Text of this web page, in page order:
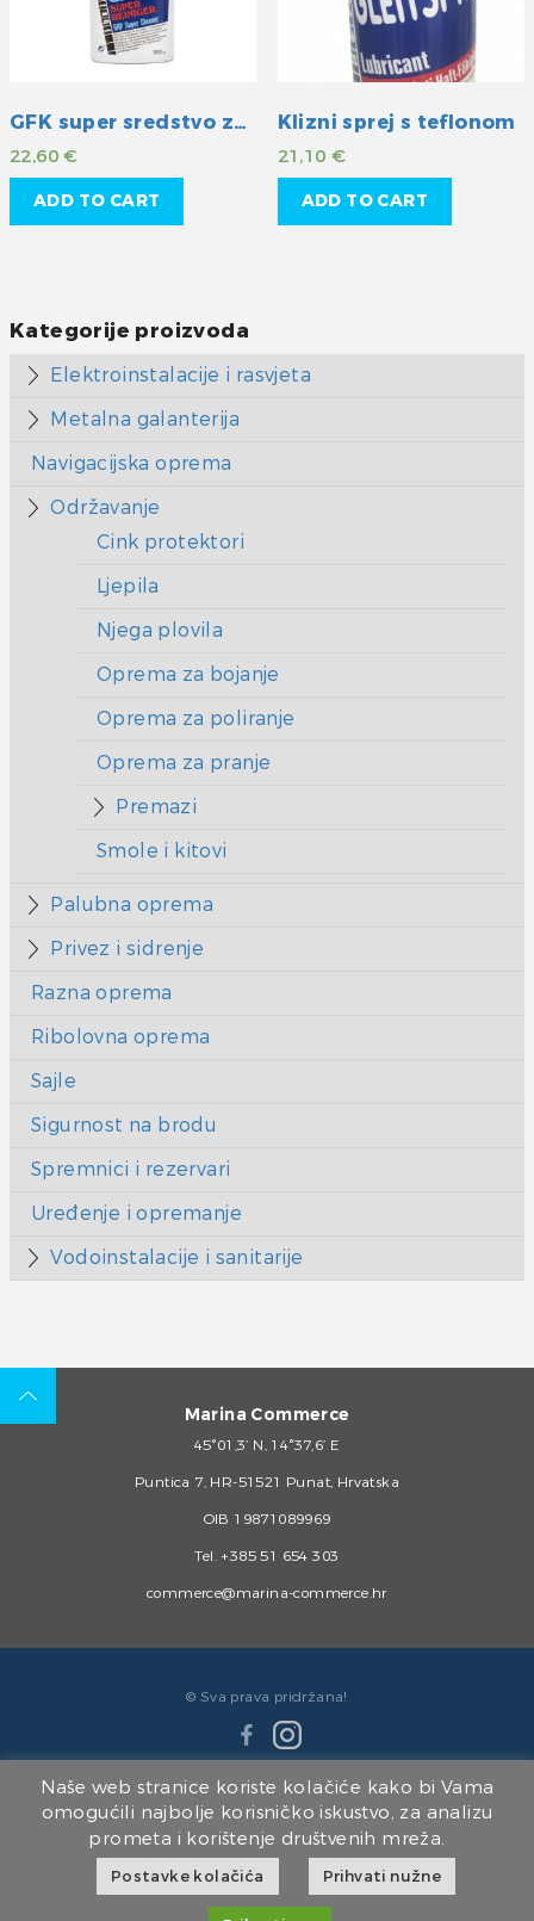
GFK super sredstvo za čišćenje
22,60€
ADD TO CART
Klizni sprej s teflonom
21,10€
ADD TO CART
Kategorije proizvoda
Elektroinstalacije i rasvjeta
Metalna galanterija
Navigacijska oprema
Održavanje
Cink protektori
Ljepila
Njega plovila
Oprema za bojanje
Oprema za poliranje
Oprema za pranje
Premazi
Smole i kitovi
Palubna oprema
Privez i sidrenje
Razna oprema
Ribolovna oprema
Sajle
Sigurnost na brodu
Spremnici i rezervari
Uređenje i opremanje
Vodoinstalacije i sanitarije
Marina Commerce
45°01,3’ N, 14°37,6’ E
Puntica 7, HR-51521 Punat, Hrvatska
OIB 19871089969
Tel. +385 51 654 303
commerce@marina-commerce.hr
© Sva prava pridržana!
Članice Marina Punat Grupe:
Marina Punat d.o.o. | Brodogradilište Punat d.o.o. |
Marina Punat Hotel & Resort | Marina Commerce d.o.o.
Naše web stranice koriste kolačiće kako bi Vama
omogućili najbolje korisničko iskustvo, za analizu
prometa i korištenje društvenih mreža.
Postavke kolačića Prihvati nužne